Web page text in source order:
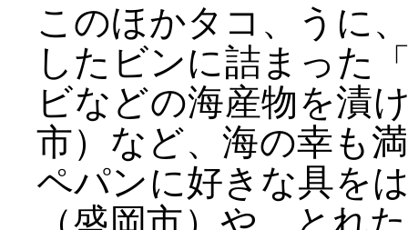
このほかタコ、うに
したビンに詰まった
ビなどの海産物を漬
市）など、海の幸も
ペパンに好きな具を